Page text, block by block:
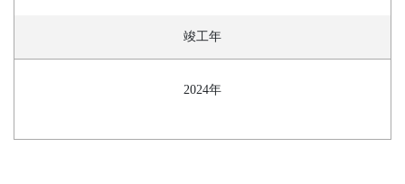
竣工年
2024年